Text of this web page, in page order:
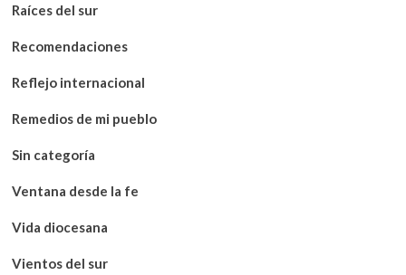
Raíces del sur
Recomendaciones
Reflejo internacional
Remedios de mi pueblo
Sin categoría
Ventana desde la fe
Vida diocesana
Vientos del sur